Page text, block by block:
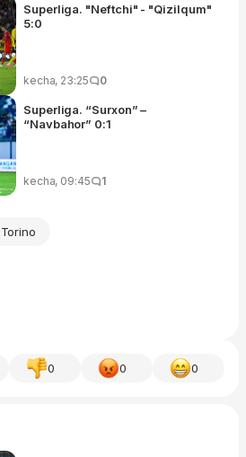
Superliga. "Neftchi" - "Qizilqum"
5:0
kecha, 23:25 0
Superliga. “Surxon” –
“Navbahor” 0:1
kecha, 09:45 1
Torino
0 0 0